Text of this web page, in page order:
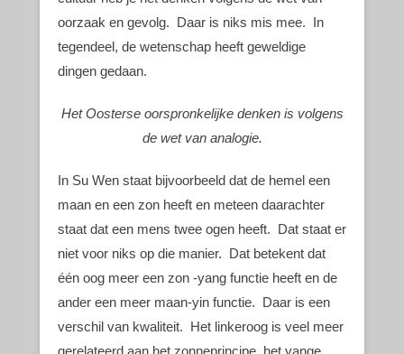
oorzaak en gevolg. Daar is niks mis mee. In
tegendeel, de wetenschap heeft geweldige
dingen gedaan.
Het Oosterse oorspronkelijke denken is volgens
de wet van analogie.
In Su Wen staat bijvoorbeeld dat de hemel een
maan en een zon heeft en meteen daarachter
staat dat een mens twee ogen heeft. Dat staat er
niet voor niks op die manier. Dat betekent dat
één oog meer een zon -yang functie heeft en de
ander een meer maan-yin functie. Daar is een
verschil van kwaliteit. Het linkeroog is veel meer
gerelateerd aan het zonneprincipe, het yange